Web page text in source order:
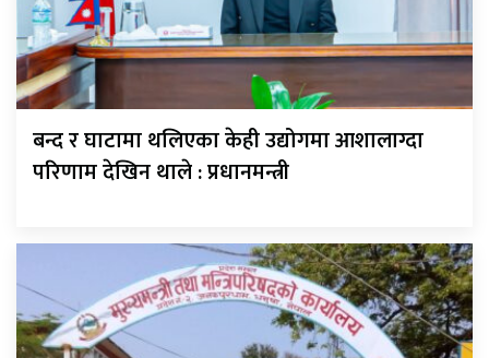
बन्द र घाटामा थलिएका केही उद्योगमा आशालाग्दा
परिणाम देखिन थाले : प्रधानमन्त्री